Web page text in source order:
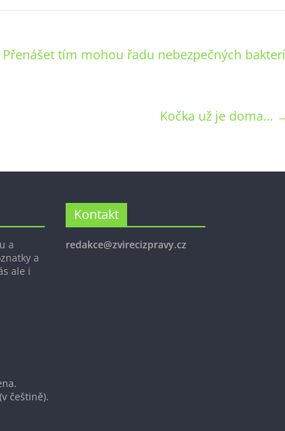
tím mohou řadu nebezpečných
Kočka už je doma…
a
a
ale i
Kontakt
redakce@zvirecizpravy.cz
(v češtině).